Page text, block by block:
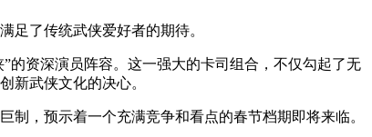
足了传统武侠爱好者的期待。
的资深演员阵容。这一强大的卡司组合，不仅勾起了无
新武侠文化的决心。
，预示着一个充满竞争和看点的春节档期即将来临。